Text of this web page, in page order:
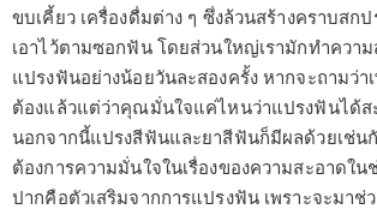
ขบเคี้ยว เครื่องดื่มต่าง ๆ ซึ่งล้วนสร้างคราบสก
เอาไว้ตามซอกฟัน โดยส่วนใหญ่เรามักทำควา
แปรงฟันอย่างน้อยวันละสองครั้ง หากจะถามว่า
ต้องแล้วแต่ว่าคุณมั่นใจแค่ไหนว่าแปรงฟันได้
นอกจากนี้แปรงสีฟันและยาสีฟันก็มีผลด้วยเช่น
ต้องการความมั่นใจในเรื่องของความสะอาดใ
ปากคือตัวเสริมจากการแปรงฟัน เพราะจะมาช่